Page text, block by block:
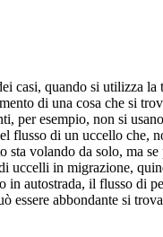
casi, quando si utilizza
di una cosa che si
per esempio, non si
flusso di un uccello che,
sta volando da solo, ma
uccelli in migrazione,
in autostrada, il flusso di
essere abbondante si